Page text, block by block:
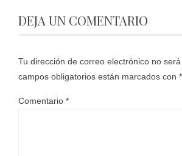
DEJA UN COMENTARIO
Tu dirección de correo electrónico no será
campos obligatorios están marcados con *
Comentario *